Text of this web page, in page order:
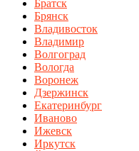
Братск
Брянск
Владивосток
Владимир
Волгоград
Вологда
Воронеж
Дзержинск
Екатеринбург
Иваново
Ижевск
Иркутск